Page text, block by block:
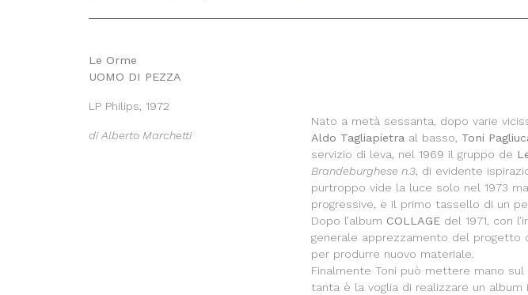
Le Orme
UOMO DI PEZZA
LP Philips, 1972
di Alberto Marchetti
Nato a metà sessanta, dopo varie
Aldo Tagliapietra al basso, Toni
servizio di leva, nel 1969 il gruppo de
Brandeburghese n.3, di evidente
purtroppo vide la luce solo nel 1973
progressive, e il primo tassello di un
Dopo l’album COLLAGE del 1971, con
generale apprezzamento del progetto
per produrre nuovo materiale.
Finalmente Toni può mettere mano
tanta è la voglia di realizzare un